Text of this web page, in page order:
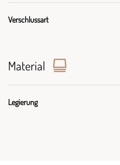
Verschlussart
Material
Legierung